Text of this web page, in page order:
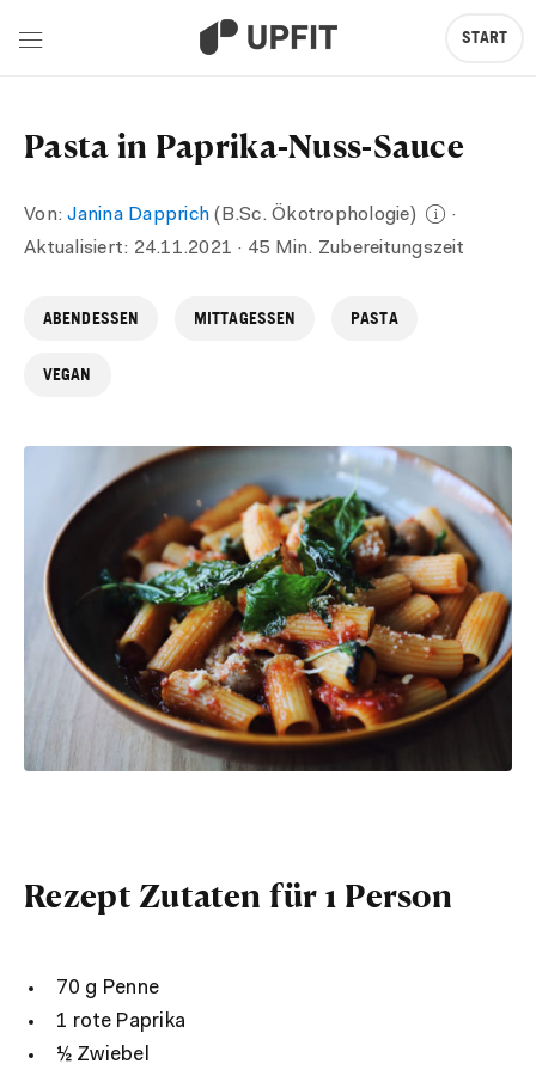
Pasta in Paprika-Nuss-Sauce
Von:Janina Dapprich (B.Sc. Ökotrophologie)
·
Aktualisiert: 24.11.2021 · 45 Min. Zubereitungszeit
ABENDESSEN MITTAGESSEN PASTA
VEGAN
Rezept Zutaten für 1 Person
70 g Penne
1 rote Paprika
½ Zwiebel
START